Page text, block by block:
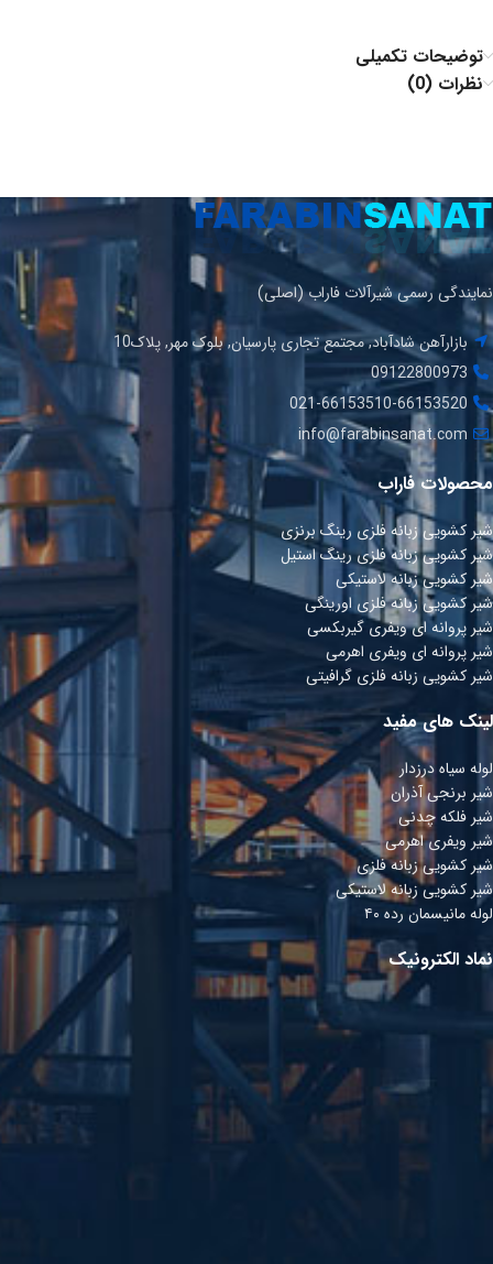
توضیحات تکمیلی
نظرات (0)
نمایندگی رسمی شیرآلات فاراب (اصلی)
بازارآهن شادآباد, مجتمع تجاری پارسیان, بلوک مهر, پلاک10
محصولات فاراب
شیر کشویی زبانه فلزی رینگ برنزی
شیر کشویی زبانه فلزی رینگ استیل
شیر کشویی زبانه لاستیکی
شیر کشویی زبانه فلزی اورینگی
شیر پروانه ای ویفری گیربکسی
شیر پروانه ای ویفری اھرمی
شیر کشویی زبانه فلزی گرافیتی
لینک های مفید
لوله سیاه درزدار
شیر برنجی آذران
شیر فلکه چدنی
شیر ویفری اهرمی
شیر کشویی زبانه فلزی
شیر کشویی زبانه لاستیکی
لوله مانیسمان رده ۴۰
نماد الکترونیک